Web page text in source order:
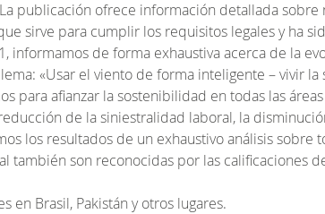
publicación ofrece información detallada
sirve para cumplir los requisitos legales y ha
de forma exhaustiva acerca de la
«Usar el viento de forma inteligente – vivir
para afianzar la sostenibilidad en todas las
de la siniestralidad laboral, la
los resultados de un exhaustivo análisis
son reconocidas por las calificaciones
en Brasil, Pakistán y otros lugares.